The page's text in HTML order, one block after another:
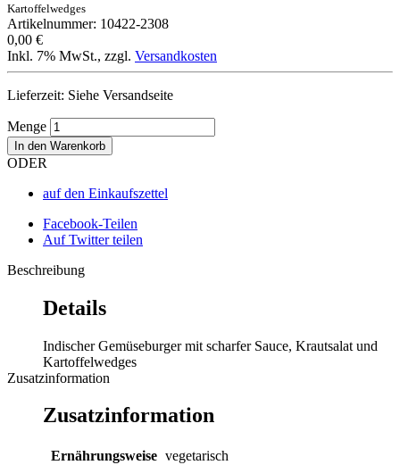
Kartoffelwedges
Artikelnummer: 10422-2308
0,00 €
Inkl. 7% MwSt., zzgl. Versandkosten
Lieferzeit: Siehe Versandseite
Menge
In den Warenkorb
ODER
auf den Einkaufszettel
Facebook-Teilen
Auf Twitter teilen
Beschreibung
Details
Indischer Gemüseburger mit scharfer Sauce, Krautsalat und
Kartoffelwedges
Zusatzinformation
Zusatzinformation
Ernährungsweise vegetarisch